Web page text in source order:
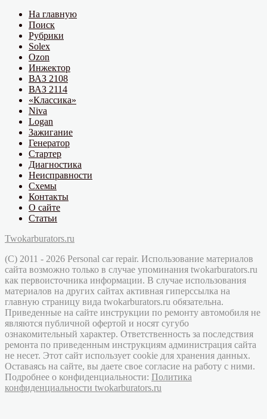
На главную
Поиск
Рубрики
Solex
Ozon
Инжектор
ВАЗ 2108
ВАЗ 2114
«Классика»
Niva
Logan
Зажигание
Генератор
Стартер
Диагностика
Неисправности
Схемы
Контакты
О сайте
Статьи
Twokarburators.ru
(C) 2011 - 2026 Personal car repair. Использование материалов
сайта возможно только в случае упоминания twokarburators.ru
как первоисточника информации. В случае использования
материалов на других сайтах активная гиперссылка на
главную страницу вида twokarburators.ru обязательна.
Приведенные на сайте инструкции по ремонту автомобиля не
являются публичной офертой и носят сугубо
ознакомительный характер. Ответственность за последствия
ремонта по приведенным инструкциям администрация сайта
не несет. Этот сайт использует cookie для хранения данных.
Оставаясь на сайте, вы даете свое согласие на работу с ними.
Подробнее о конфиденциальности: Политика
конфиденциальности twokarburators.ru